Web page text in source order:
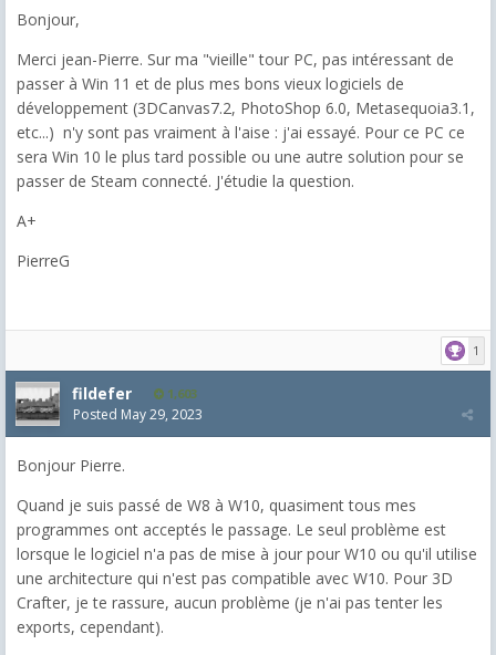
Bonjour,
Merci jean-Pierre. Sur ma "vieille" tour PC, pas intéressant de
passer à Win 11 et de plus mes bons vieux logiciels de
développement (3DCanvas7.2, PhotoShop 6.0, Metasequoia3.1,
etc...) n'y sont pas vraiment à l'aise : j'ai essayé. Pour ce PC ce
sera Win 10 le plus tard possible ou une autre solution pour se
passer de Steam connecté. J'étudie la question.
A+
PierreG
1
fildefer 1,603
Posted May 29, 2023
Bonjour Pierre.
Quand je suis passé de W8 à W10, quasiment tous mes
programmes ont acceptés le passage. Le seul problème est
lorsque le logiciel n'a pas de mise à jour pour W10 ou qu'il utilise
une architecture qui n'est pas compatible avec W10. Pour 3D
Crafter, je te rassure, aucun problème (je n'ai pas tenter les
exports, cependant).